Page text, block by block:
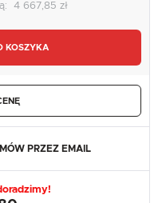
4 667,85 zł
KOSZYKA
PRZEZ EMAIL